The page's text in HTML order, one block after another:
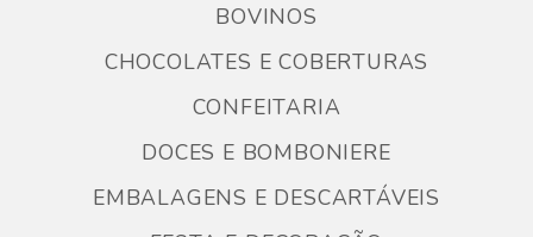
BOVINOS
CHOCOLATES E COBERTURAS
CONFEITARIA
DOCES E BOMBONIERE
EMBALAGENS E DESCARTÁVEIS